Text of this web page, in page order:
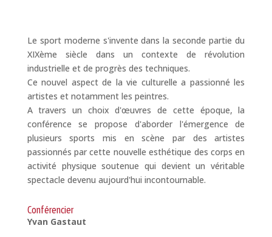
Le sport moderne s'invente dans la seconde partie du
XIXème siècle dans un contexte de révolution
industrielle et de progrès des techniques.
Ce nouvel aspect de la vie culturelle a passionné les
artistes et notamment les peintres.
A travers un choix d'œuvres de cette époque, la
conférence se propose d'aborder l'émergence de
plusieurs sports mis en scène par des artistes
passionnés par cette nouvelle esthétique des corps en
activité physique soutenue qui devient un véritable
spectacle devenu aujourd'hui incontournable.
Conférencier
Yvan Gastaut